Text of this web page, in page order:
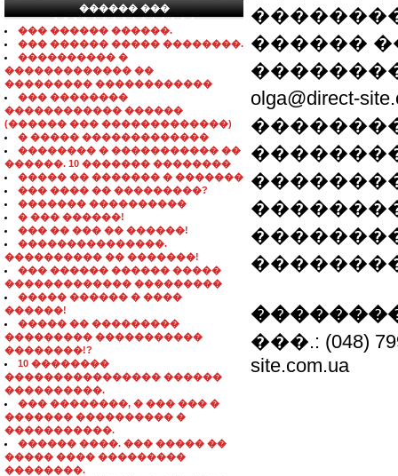
������ ���
���������������
��� ������ ������.
��� ������ ����� ��������.
���������� �
������������� ��
��������� ������������
��� ��������
������������ ������
(������ ��� �������������)
� ����� �������������
�������� � ����������� ��
������. 10 ������� ��������
����� �� ������� � �������
��� ���� �� ���������?
������� ����������
� ��� ������!
��� �� ��� �� ������!
���������������.
���������� �� �������!
��� ������ ������ �����
������������� ���������
����� ������ � ����
������!
����� �� ���������
��������� �����������
��������!?
10 ��������
���������������� ������
����������.
��� ��������, � ��� ��� �
������� ���������� �
�����������.
������ ����. ��� ����� ��
����� ���� ���������
��������.
������
���.: (048)
site.com.ua